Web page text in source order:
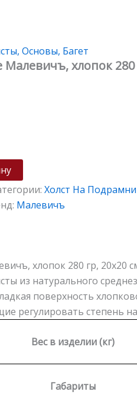
Основы, Багет
хлопок 280
Холст На
Малевичъ
хлопок 280 гр,
из натурального
поверхность
регулировать степень
Вес в изделии (кг)
Габариты